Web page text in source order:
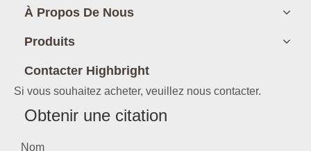
À Propos De Nous
Produits
Contacter Highbright
Si vous souhaitez acheter, veuillez nous contacter.
Obtenir une citation
Nom